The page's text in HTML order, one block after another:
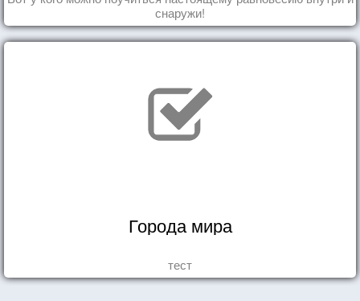
снаружи!
Города мира
тест